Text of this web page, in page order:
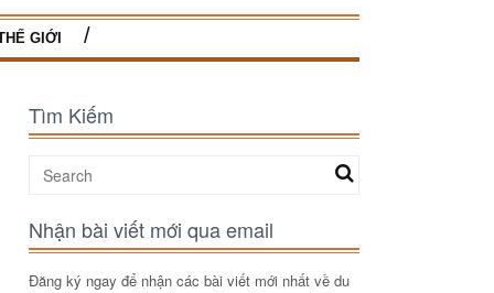
GIỚI
Tìm Kiếm
Nhận bài viết mới qua email
Đăng ký ngay để nhận các bài viết mới nhất về du